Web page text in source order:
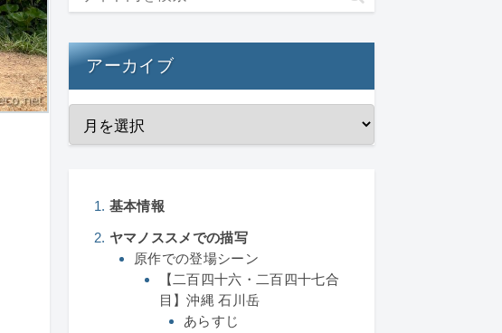
アーカイブ
基本情報
ヤマノススメでの描写
原作での登場シーン
【二百四十六・二百四十七合
目】沖縄 石川岳
あらすじ